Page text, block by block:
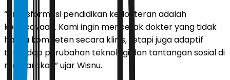
“Transformasi pendidikan kedokteran adalah
keniscayaan. Kami ingin mencetak dokter yang tidak
hanya kompeten secara klinis, tetapi juga adaptif
terhadap perubahan teknologi dan tantangan sosial di
masyarakat,” ujar Wisnu.